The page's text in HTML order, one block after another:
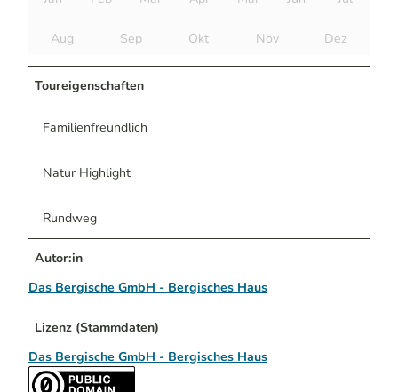
Aug Sep Okt Nov Dez
Toureigenschaften
Familienfreundlich
Natur Highlight
Rundweg
Autor:in
Das Bergische GmbH - Bergisches Haus
Lizenz (Stammdaten)
Das Bergische GmbH - Bergisches Haus